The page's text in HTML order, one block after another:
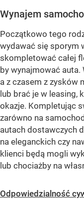
Wynajem
Początkowo tego
wydawać się sporym
skompletować całej
by wynajmować auta.
a z czasem z zysków
lub brać je w leasing,
okazje. Kompletując
zarówno na
autach dostawczych
na eleganckich czy
klienci będą mogli
lub chociażby na
Odpowiedzialność